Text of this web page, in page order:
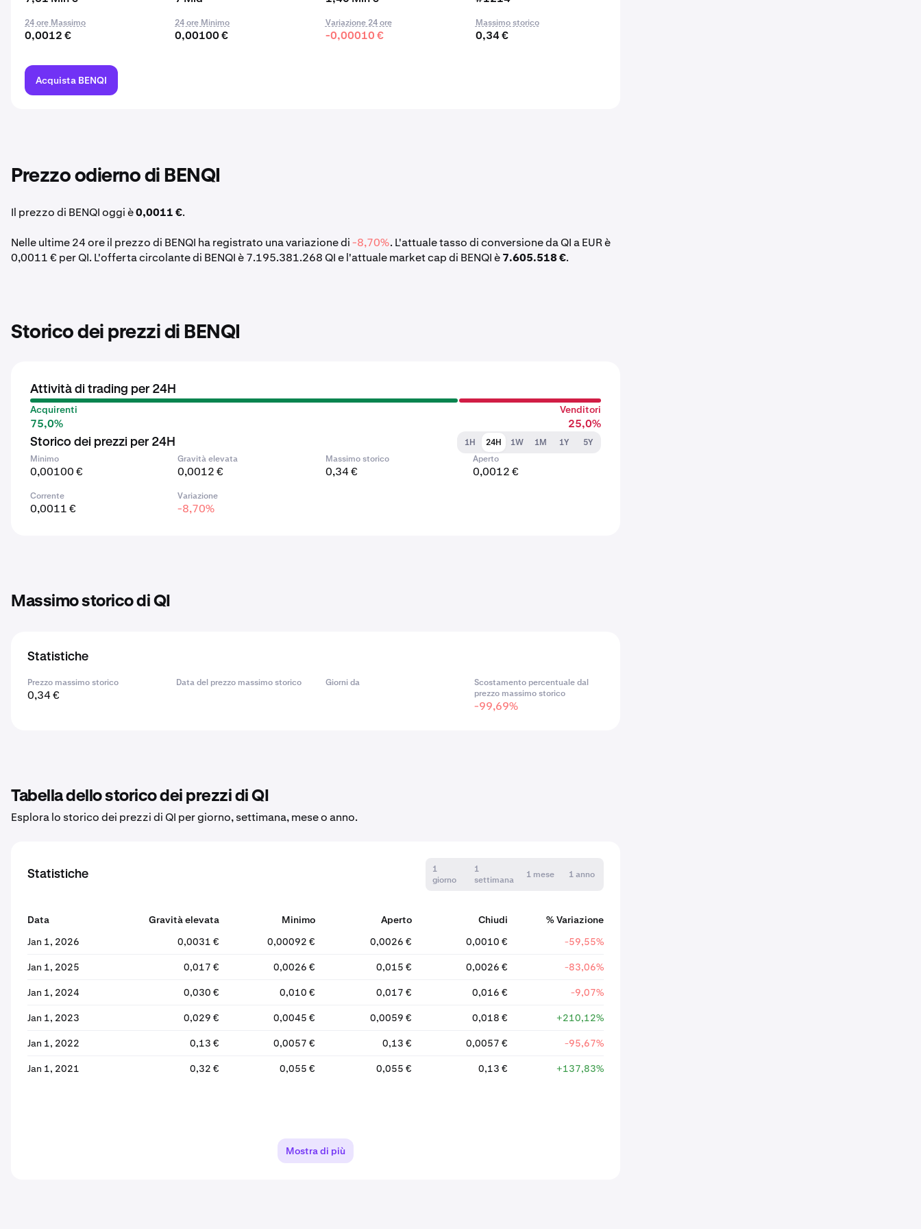
24 ore Massimo
0,0012 €
24 ore Minimo
0,00100 €
Variazione 24 ore
-0,00010 €
Massimo storico
0,34 €
Acquista BENQI
Prezzo odierno di BENQI
Il prezzo di BENQI oggi è0,0011 €.
Nelle ultime 24 ore il prezzo di BENQI ha registrato una variazione di-8,70%. L'attuale tasso di conversione da QI a EUR è
0,0011 € per QI. L'offerta circolante di BENQI è 7.195.381.268 QI e l'attuale market cap di BENQI è7.605.518 €.
Storico dei prezzi di BENQI
Attività di trading per 24H
Acquirenti
75,0%
Venditori
25,0%
Storico dei prezzi per 24H 1H 24H 1W 1M 1Y
5Y
Minimo
0,00100 €
Gravità elevata
0,0012 €
Massimo storico
0,34 €
Aperto
0,0012 €
Corrente
0,0011 €
Variazione
-8,70%
Massimo storico di QI
Statistiche
Prezzo massimo storico
0,34 €
Data del prezzo massimo storico Giorni da
Scostamento percentuale dal
prezzo massimo storico
-99,69%
Tabella dello storico dei prezzi di QI
Esplora lo storico dei prezzi di QI per giorno, settimana, mese o anno.
Statistiche
1
giorno
1
settimana
1 mese 1 anno
Data Gravità elevata Minimo Aperto Chiudi
% Variazione
Jan 1, 2026
0,0031 € 0,00092 € 0,0026 € 0,0010 € -59,55%
Jan 1, 2025 0,017 € 0,0026 € 0,015 € 0,0026 € -83,06%
Jan 1, 2024 0,030 € 0,010 € 0,017 € 0,016 € -9,07%
Jan 1, 2023 0,029 € 0,0045 € 0,0059 € 0,018 € +210,12%
Jan 1, 2022 0,13 € 0,0057 € 0,13 € 0,0057 € -95,67%
Jan 1, 2021 0,32 € 0,055 € 0,055 € 0,13 € +137,83%
Mostra di più